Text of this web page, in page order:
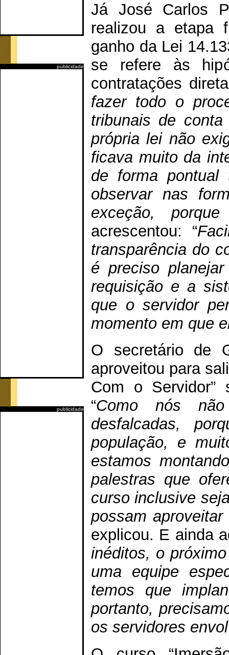
publicidade
publicidade
Já José Carlos
realizou a etapa
ganho da Lei
se refere às
contratações
fazer todo o
tribunais de
própria lei não
ficava muito da
de forma pontual
observar nas
exceção,
acrescentou: “
transparência do
é preciso
requisição e a
que o servidor
momento em que
O secretário de
aproveitou para
Com o Servidor”
“Como nós
desfalcadas,
população, e
estamos
palestras que
curso inclusive
possam
explicou. E ainda
inéditos, o
uma equipe
temos que
portanto,
os servidores